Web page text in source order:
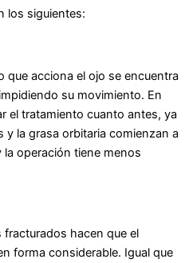
los siguientes:
que acciona el ojo se encuentra
su movimiento. En
el tratamiento cuanto antes, ya
y la grasa orbitaria comienzan a
operación tiene menos
hacen que el
forma considerable. Igual que